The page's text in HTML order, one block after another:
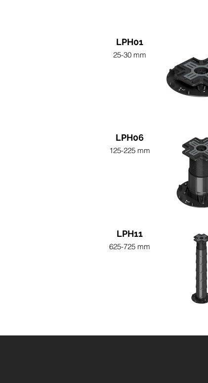
LPH01
25-30 mm
LPH06
125-225 mm
LPH11
625-725 mm